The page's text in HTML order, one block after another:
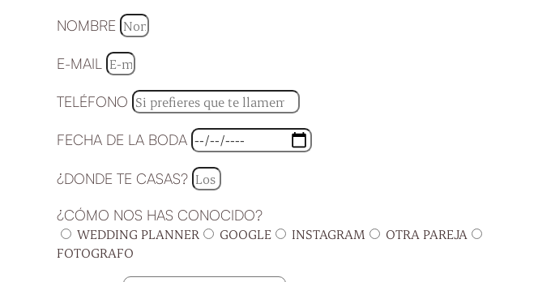
NOMBRE
E-MAIL
TELÉFONO
FECHA DE LA BODA
¿DONDE TE CASAS?
¿CÓMO NOS HAS CONOCIDO?
WEDDING PLANNER GOOGLE INSTAGRAM
OTRA PAREJA
FOTOGRAFO